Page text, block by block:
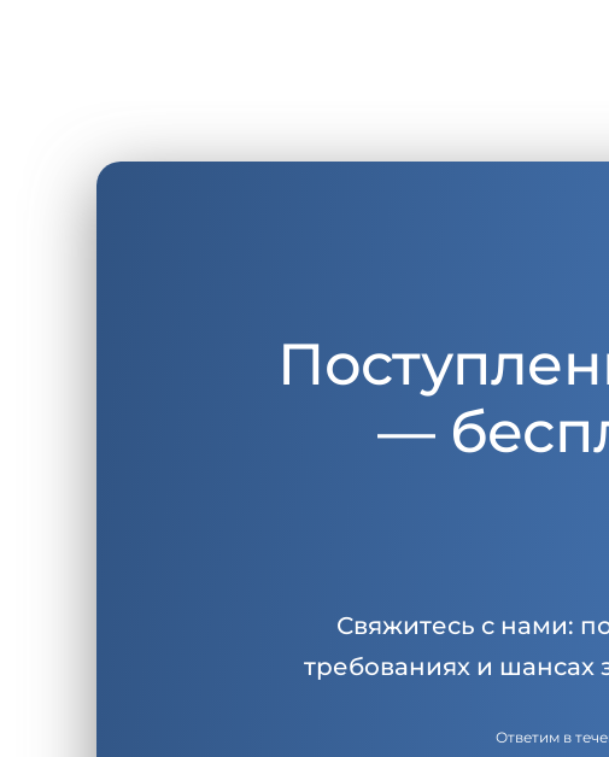
—
Свяжитесь с нами:
требованиях и шансах
Ответим в